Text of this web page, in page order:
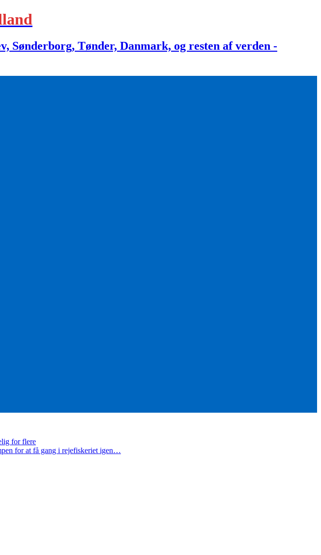
Tønder, Danmark, og resten af verden -
for flere
for at få gang i rejefiskeriet igen…